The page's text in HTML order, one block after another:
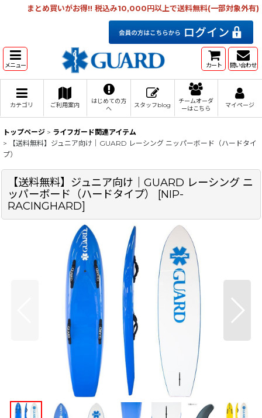
まとめ買いがお得!! 税込み10,000円以上で送料無料(一部対象外有)
メニュー カート 問い合わせ
カテゴリ ご利用案内
はじめての方
へ
スタッフblog
チームオーダ
ーはこちら
マイページ
トップページ > ライフガード関連アイテム
>
【送料無料】ジュニア向け｜GUARD レーシング ニッパーボード（ハードタイ
プ）
【送料無料】ジュニア向け｜GUARD レーシング ニ
ッパーボード（ハードタイプ）
[NIP-
RACINGHARD]